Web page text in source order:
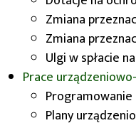
Zmiana
Zmiana
Ulgi w spłacie
Prace
Programowanie
Plany